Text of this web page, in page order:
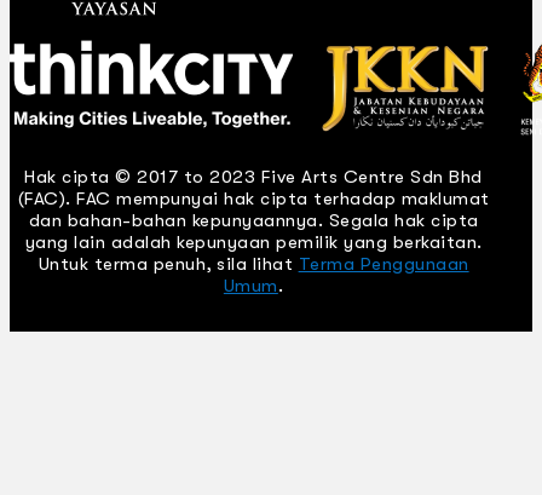
Hak cipta © 2017 to 2023 Five Arts Centre Sdn Bhd
(FAC). FAC mempunyai hak cipta terhadap maklumat
dan bahan-bahan kepunyaannya. Segala hak cipta
yang lain adalah kepunyaan pemilik yang berkaitan.
Untuk terma penuh, sila lihat Terma Penggunaan
Umum.